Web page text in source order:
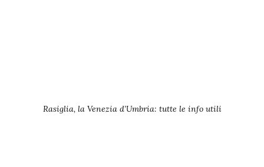
Rasiglia, la Venezia d’Umbria: tutte le info utili